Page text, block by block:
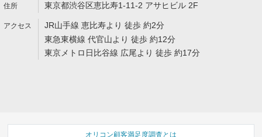
東京都渋谷区恵比寿1-11-2 アサヒビル 2F
JR山手線 恵比寿より 徒歩 約2分
東急東横線 代官山より 徒歩 約12分
東京メトロ日比谷線 広尾より 徒歩 約17分
オリコン顧客満足度調査とは